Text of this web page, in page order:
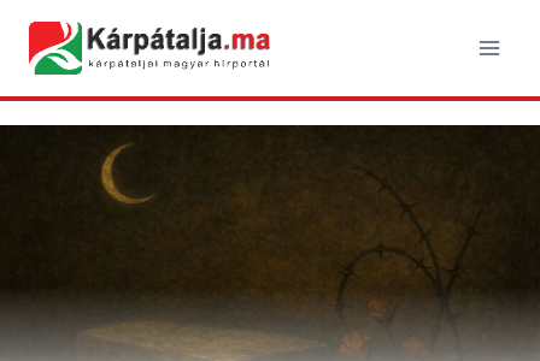
content